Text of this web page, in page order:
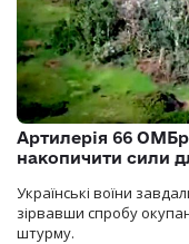
Артилерія 66 ОМБр
накопичити сили
Українські воїни
зірвавши спробу
штурму.